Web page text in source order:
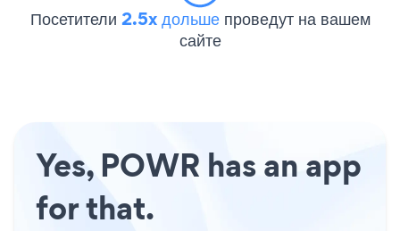
Посетители 2.5x дольше проведут на вашем
сайте
Yes, POWR has an app
for that.